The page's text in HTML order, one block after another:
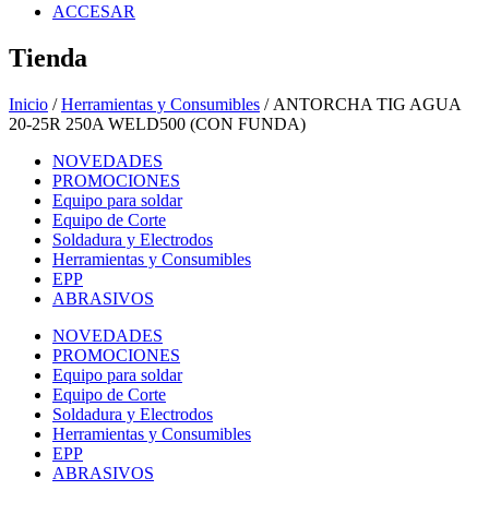
ACCESAR
Tienda
Inicio /Herramientas y Consumibles / ANTORCHA TIG AGUA
20-25R 250A WELD500 (CON FUNDA)
NOVEDADES
PROMOCIONES
Equipo para soldar
Equipo de Corte
Soldadura y Electrodos
Herramientas y Consumibles
EPP
ABRASIVOS
NOVEDADES
PROMOCIONES
Equipo para soldar
Equipo de Corte
Soldadura y Electrodos
Herramientas y Consumibles
EPP
ABRASIVOS